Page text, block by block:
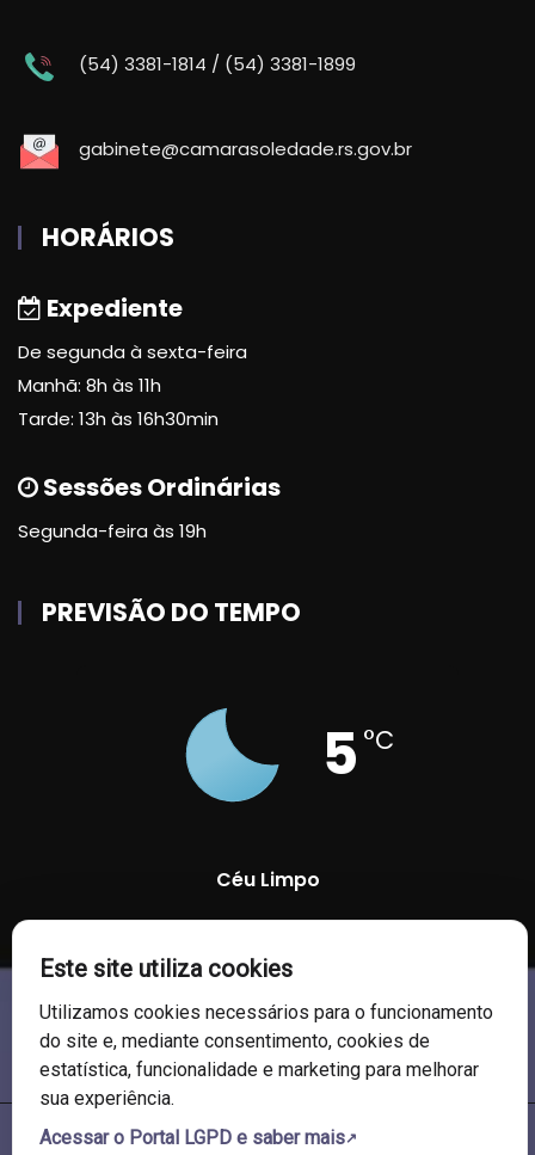
(54) 3381-1814 / (54) 3381-1899
gabinete@camarasoledade.rs.gov.br
HORÁRIOS
Expediente
De segunda à sexta-feira
Manhã: 8h às 11h
Tarde: 13h às 16h30min
Sessões Ordinárias
Segunda-feira às 19h
PREVISÃO DO TEMPO
5 °C
Céu Limpo
90 % 1011 mb
Este site utiliza cookies
Utilizamos cookies necessários para o funcionamento
do site e, mediante consentimento, cookies de
estatística, funcionalidade e marketing para melhorar
sua experiência.
Acessar o Portal LGPD e saber mais